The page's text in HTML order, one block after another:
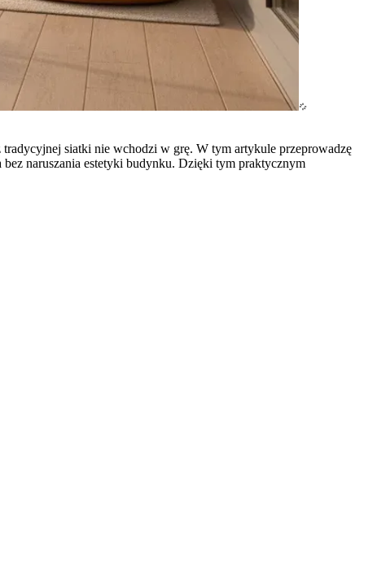
siatki nie wchodzi w grę. W tym artykule przeprowadzę
naruszania estetyki budynku. Dzięki tym praktycznym